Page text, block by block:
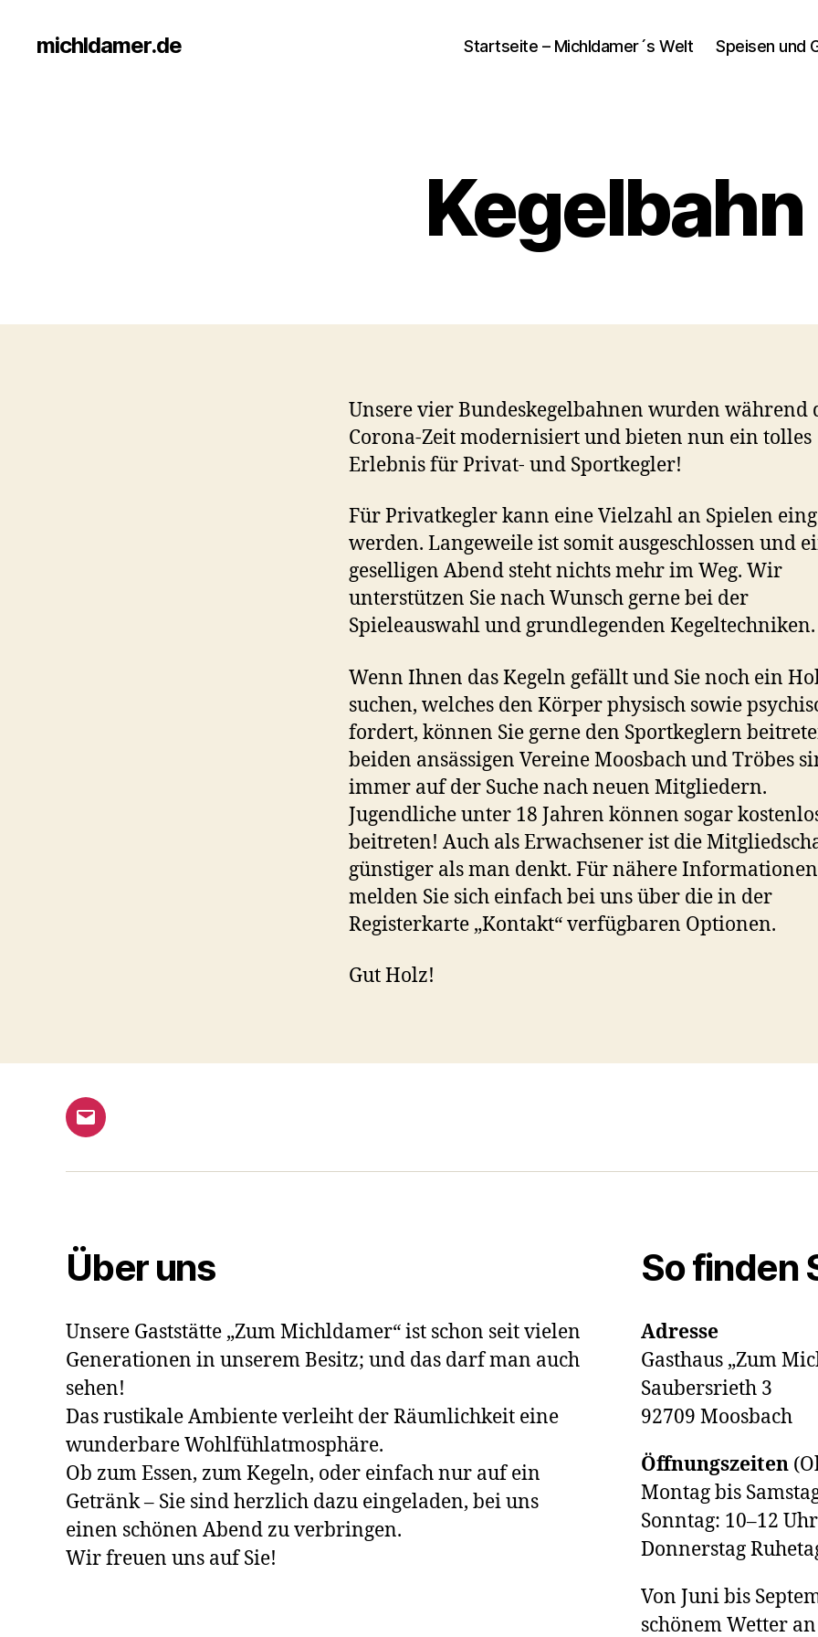
michldamer.de Startseite – Michldamer´s Welt Speisen und
Kegelbahn
Unsere vier Bundeskegelbahnen wurden während
Corona-Zeit modernisiert und bieten nun ein tolles
Erlebnis für Privat- und Sportkegler!
Für Privatkegler kann eine Vielzahl an Spielen
werden. Langeweile ist somit ausgeschlossen und
geselligen Abend steht nichts mehr im Weg. Wir
unterstützen Sie nach Wunsch gerne bei der
Spieleauswahl und grundlegenden Kegeltechniken.
Wenn Ihnen das Kegeln gefällt und Sie noch ein
suchen, welches den Körper physisch sowie
fordert, können Sie gerne den Sportkeglern
beiden ansässigen Vereine Moosbach und Tröbes
immer auf der Suche nach neuen Mitgliedern.
Jugendliche unter 18 Jahren können sogar
beitreten! Auch als Erwachsener ist die
günstiger als man denkt. Für nähere Informationen
melden Sie sich einfach bei uns über die in der
Registerkarte „Kontakt“ verfügbaren Optionen.
Gut Holz!
E-
Über uns
Unsere Gaststätte „Zum Michldamer“ ist schon seit vielen
Generationen in unserem Besitz; und das darf man auch
sehen!
Das rustikale Ambiente verleiht der Räumlichkeit eine
wunderbare Wohlfühlatmosphäre.
Ob zum Essen, zum Kegeln, oder einfach nur auf ein
Getränk – Sie sind herzlich dazu eingeladen, bei uns
einen schönen Abend zu verbringen.
Wir freuen uns auf Sie!
So finden
Adresse
Gasthaus „Zum
Saubersrieth 3
92709 Moosbach
Öffnungszeiten
Montag bis
Sonntag: 10–12
Donnerstag
Von Juni bis
schönem Wetter